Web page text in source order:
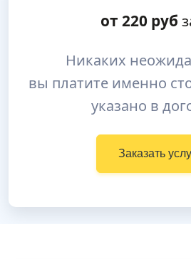
от 220 руб
Никаких
вы платите именно
указано в
Заказать